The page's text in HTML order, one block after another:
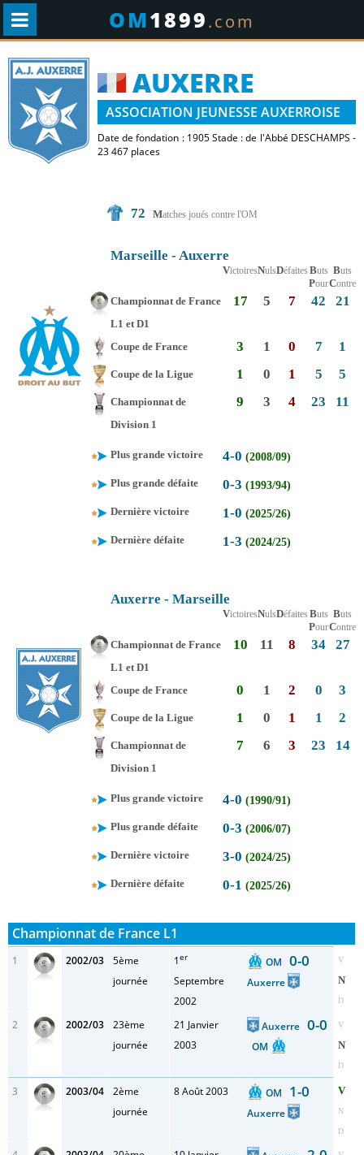
OM1899.com
AUXERRE
ASSOCIATION JEUNESSE AUXERROISE
Date de fondation : 1905 Stade : de l'Abbé DESCHAMPS -
23 467 places
72 Matches joués contre l'OM
Marseille - Auxerre
VictoiresNulsDéfaites Buts
Pour
Buts
Contre
Championnat de France
L1 et D1
17 5 7 42 21
Coupe de France 3 1 0 7 1
Coupe de la Ligue 1 0 1 5 5
Championnat de
Division 1
9 3 4 23 11
Plus grande victoire 4-0 (2008/09)
Plus grande défaite 0-3 (1993/94)
Dernière victoire 1-0 (2025/26)
Dernière défaite 1-3 (2024/25)
Auxerre - Marseille
VictoiresNulsDéfaites Buts
Pour
Buts
Contre
Championnat de France
L1 et D1
10 11 8 34 27
Coupe de France 0 1 2 0 3
Coupe de la Ligue 1 0 1 1 2
Championnat de
Division 1
7 6 3 23 14
Plus grande victoire 4-0 (1990/91)
Plus grande défaite 0-3 (2006/07)
Dernière victoire 3-0 (2024/25)
Dernière défaite 0-1 (2025/26)
Championnat de France L1
1 2002/03
5ème
journée
1er
Septembre
2002
OM 0-0
Auxerre
V
N
D
2 2002/03
23ème
journée
21 Janvier
2003
Auxerre0-0
OM
V
N
D
3 2003/04
2ème
journée
8 Août 2003 OM 1-0
Auxerre
V
N
D